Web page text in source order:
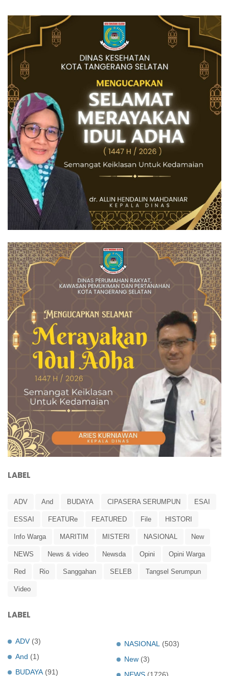
LABEL
ADV And BUDAYA CIPASERA SERUMPUN ESAI
ESSAI FEATURe FEATURED File HISTORI
Info Warga MARITIM MISTERI NASIONAL New
NEWS News & video Newsda Opini Opini Warga
Red Rio Sanggahan SELEB Tangsel Serumpun
Video
LABEL
ADV (3)
And (1)
BUDAYA (91)
NASIONAL
(503)
New (3)